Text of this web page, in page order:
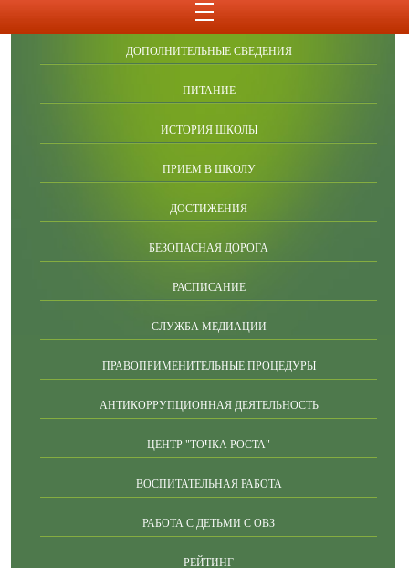
ПРОТИВОДЕЙСТВИЕ КОРРУПЦИИ
ДОПОЛНИТЕЛЬНЫЕ СВЕДЕНИЯ
ПИТАНИЕ
ИСТОРИЯ ШКОЛЫ
ПРИЕМ В ШКОЛУ
ДОСТИЖЕНИЯ
БЕЗОПАСНАЯ ДОРОГА
РАСПИСАНИЕ
СЛУЖБА МЕДИАЦИИ
ПРАВОПРИМЕНИТЕЛЬНЫЕ ПРОЦЕДУРЫ
АНТИКОРРУПЦИОННАЯ ДЕЯТЕЛЬНОСТЬ
ЦЕНТР "ТОЧКА РОСТА"
ВОСПИТАТЕЛЬНАЯ РАБОТА
РАБОТА С ДЕТЬМИ С ОВЗ
РЕЙТИНГ